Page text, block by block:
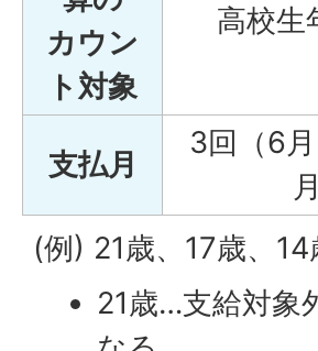
カウン
ト対象
高校生
支払月
3回（6
(例) 21歳、17歳、
21歳…支給対象